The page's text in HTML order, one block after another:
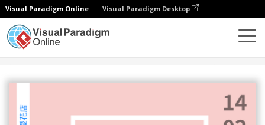
Visual Paradigm Online Visual Paradigm Desktop